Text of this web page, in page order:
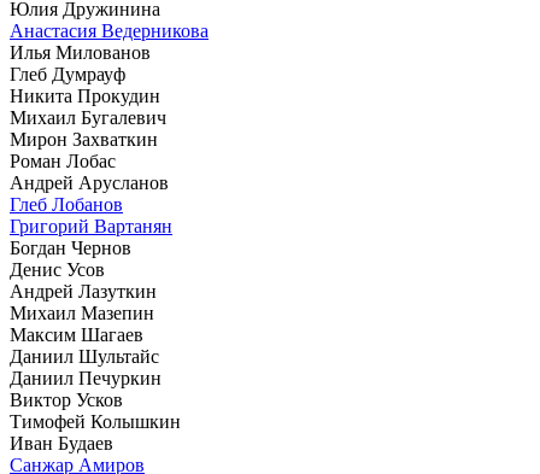
Юлия Дружинина
Анастасия Ведерникова
Илья Милованов
Глеб Думрауф
Никита Прокудин
Михаил Бугалевич
Мирон Захваткин
Роман Лобас
Андрей Арусланов
Глеб Лобанов
Григорий Вартанян
Богдан Чернов
Денис Усов
Андрей Лазуткин
Михаил Мазепин
Максим Шагаев
Даниил Шультайс
Даниил Печуркин
Виктор Усков
Тимофей Колышкин
Иван Будаев
Санжар Амиров